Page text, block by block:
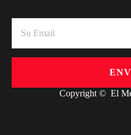
Copyright © El